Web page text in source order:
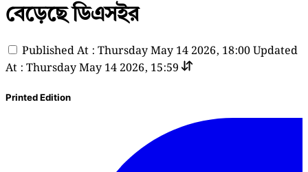
বেড়েছে ডিএসইর
Published At : Thursday May 14 2026, 18:00Updated
At : Thursday May 14 2026, 15:59
Printed Edition